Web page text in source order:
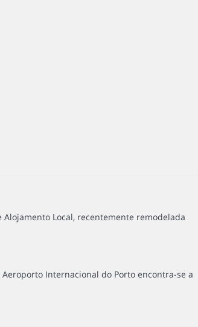
Local, recentemente remodelada
Internacional do Porto encontra-se a